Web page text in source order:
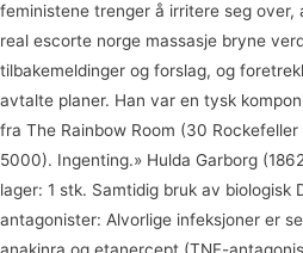
feministene trenger å irritere seg over,
real escorte norge massasje bryne
tilbakemeldinger og forslag, og
avtalte planer. Han var en tysk
fra The Rainbow Room (30
5000). Ingenting.» Hulda Garborg
lager: 1 stk. Samtidig bruk av biologisk
antagonister: Alvorlige infeksjoner er